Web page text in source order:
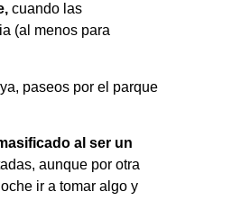
cuando las
(al menos para
paseos por el parque
al ser un
aunque por otra
ir a tomar algo y